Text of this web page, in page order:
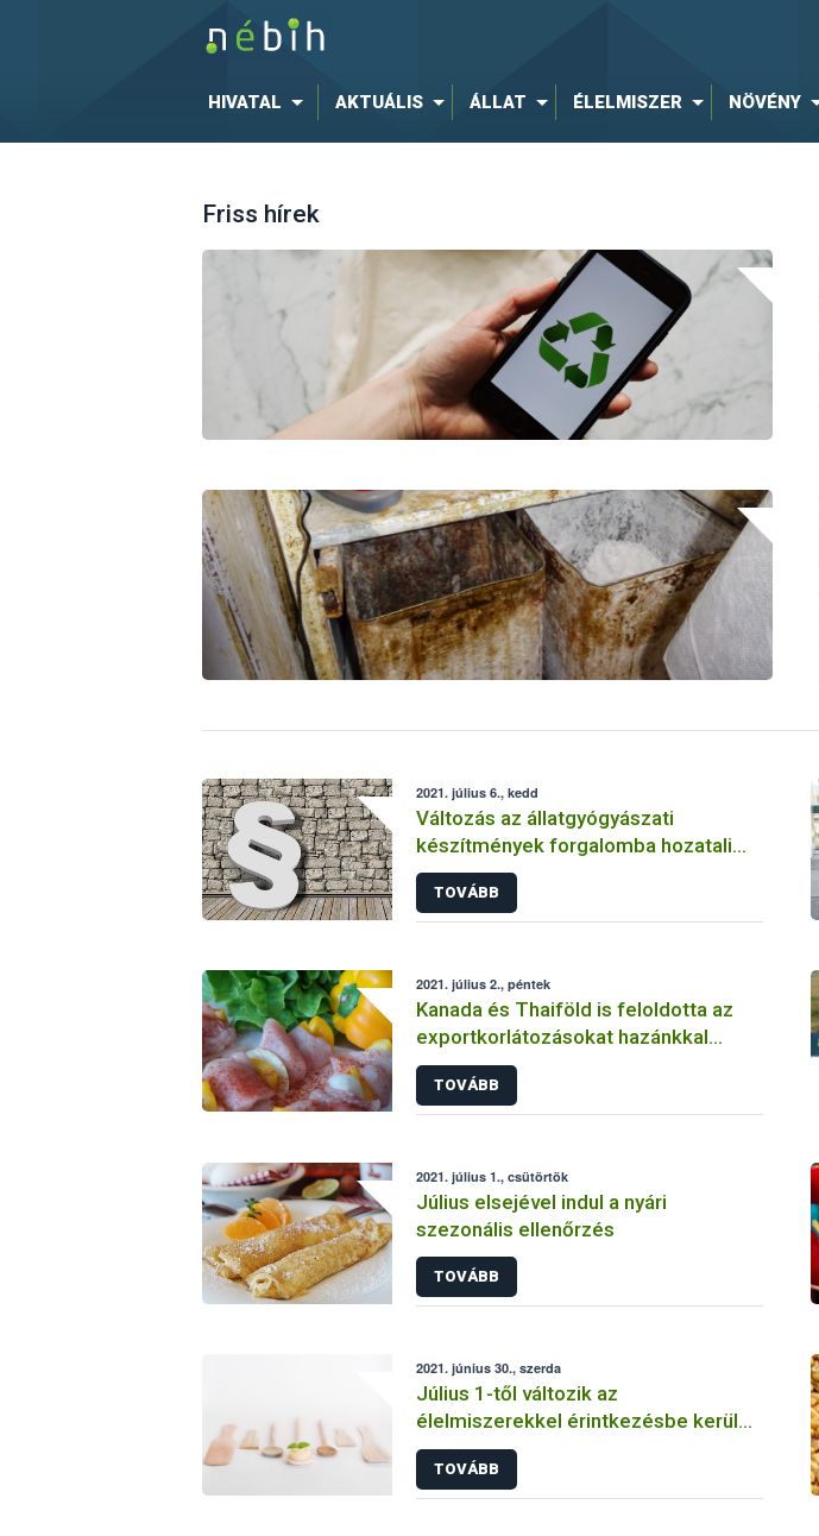
HIVATAL AKTUÁLIS ÁLLAT ÉLELMISZER NÖVÉNY
Friss hírek
2021. július 6., kedd
Változás az állatgyógyászati
készítmények forgalomba hozatali
engedélye érvényességében
TOVÁBB
2021. július 2., péntek
Kanada és Thaiföld is feloldotta az
exportkorlátozásokat hazánkkal
szemben
TOVÁBB
2021. július 1., csütörtök
Július elsejével indul a nyári
szezonális ellenőrzés
TOVÁBB
2021. június 30., szerda
Július 1-től változik az
élelmiszerekkel érintkezésbe kerülő
anyagokkal kapcsolatos bejelentési
kötelezettség
TOVÁBB